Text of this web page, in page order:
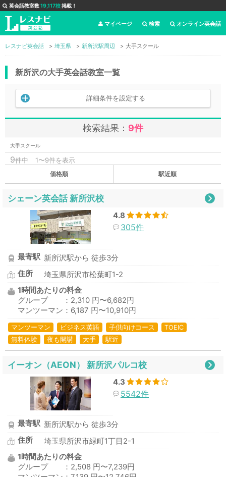
英会話教室数19,117校掲載！
オンライン英会話
検索
マイページ
レスナビ英会話 埼玉県 新所沢駅周辺 大手スクール
新所沢の大手英会話教室一覧
詳細条件を設定する
検索結果： 9件
大手スクール
9件中 1〜9件を表示
価格順 駅近順
シェーン英会話 新所沢校
4.8
305件
最寄駅 新所沢駅から 徒歩3分
住所
埼玉県所沢市松葉町1-2
1時間あたりの料金
グループ ：2,310 円〜6,682円
マンツーマン：6,187 円〜10,910円
マンツーマン ビジネス英語 子供向けコース
TOEIC
無料体験
夜も開講 大手 駅近
イーオン（AEON） 新所沢パルコ校
4.3
5542件
最寄駅 新所沢駅から 徒歩3分
住所
埼玉県所沢市緑町1丁目2-1
1時間あたりの料金
グループ ：2,508 円〜7,239円